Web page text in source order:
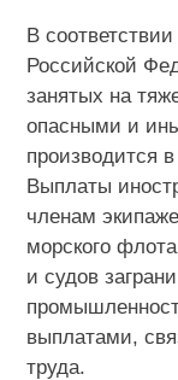
В
Российской
занятых на
опасными и
производится
Выплаты
членам
морского
и судов
выплатами,
труда.